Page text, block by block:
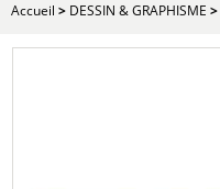
Accueil > DESSIN & GRAPHISME >